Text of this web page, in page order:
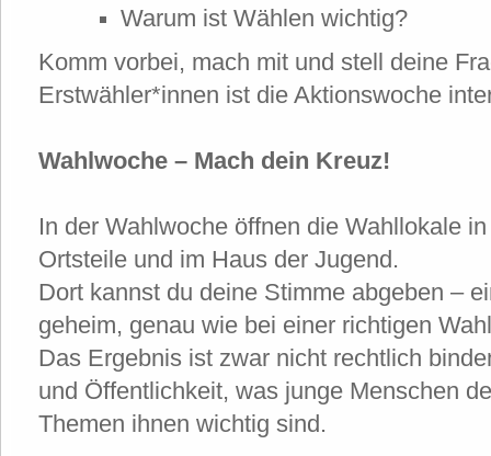
Warum ist Wählen wichtig?
Komm vorbei, mach mit und stell deine
Erstwähler*innen ist die Aktionswoche
Wahlwoche – Mach dein Kreuz!
In der Wahlwoche öffnen die Wahllokale
Ortsteile und im Haus der Jugend.
Dort kannst du deine Stimme abgeben –
geheim, genau wie bei einer richtigen
Das Ergebnis ist zwar nicht rechtlich
und Öffentlichkeit, was junge Menschen
Themen ihnen wichtig sind.